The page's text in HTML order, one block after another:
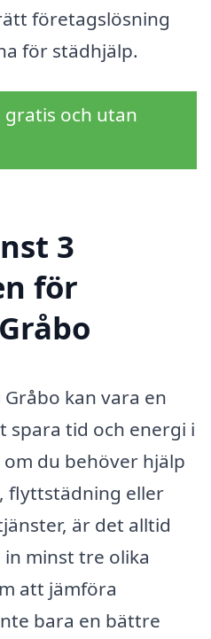
företagslösning
för städhjälp.
gratis och utan
3
för
kan vara en
spara tid och energi i
du behöver hjälp
flyttstädning eller
är det alltid
minst tre olika
att jämföra
bara en bättre